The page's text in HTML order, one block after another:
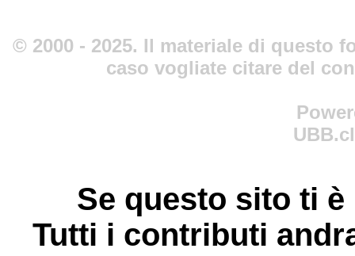
© 2000 - 2025. Il materiale di questo
caso vogliate citare del
Se questo sito ti
Tutti i contributi